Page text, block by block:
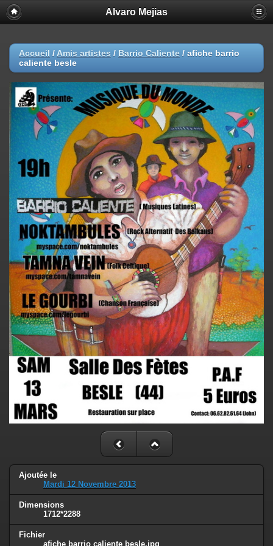
Alvaro Mejias
Accueil / Amis artistes / Barrio Caliente / afiche barrio
caliente besle
Ajoutée le
Mardi 12 Novembre 2013
Dimensions
1712*2288
Fichier
afiche barrio caliente besle.jpg